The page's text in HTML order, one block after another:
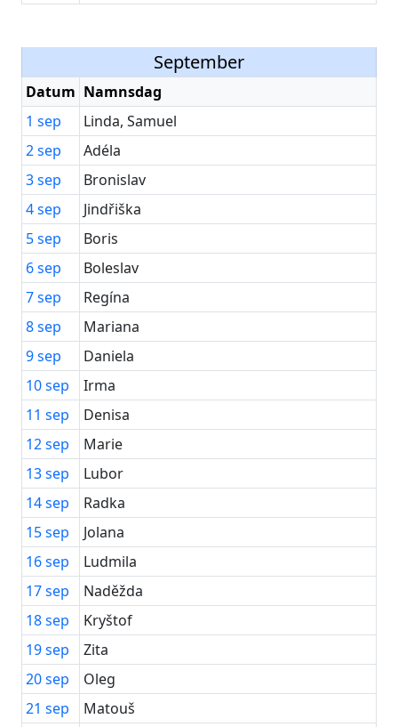
September
Datum Namnsdag
1 sep
Linda, Samuel
2sep
Adéla
3sep
Bronislav
4sep
Jindřiška
5sep
Boris
6sep
Boleslav
7sep
Regína
8sep
Mariana
9sep
Daniela
10sep
Irma
11 sep
Denisa
12sep
Marie
13sep
Lubor
14sep
Radka
15sep
Jolana
16sep
Ludmila
17sep
Naděžda
18sep
Kryštof
19sep
Zita
20sep
Oleg
21 sep
Matouš